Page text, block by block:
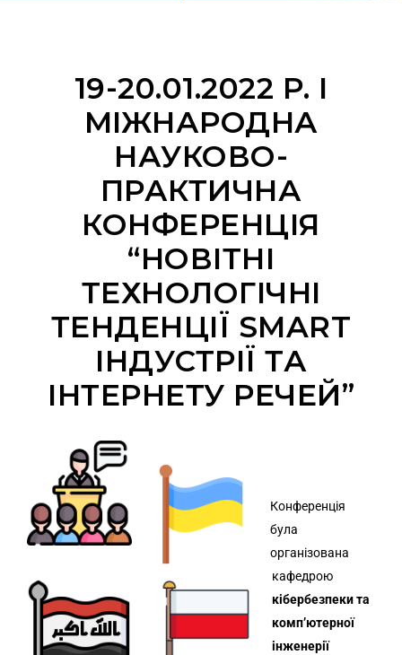
19-20.01.2022 Р. I
МІЖНАРОДНА
НАУКОВО-
ПРАКТИЧНА
КОНФЕРЕНЦІЯ
“НОВІТНІ
ТЕХНОЛОГІЧНІ
ТЕНДЕНЦІЇ SMART
ІНДУСТРІЇ ТА
ІНТЕРНЕТУ РЕЧЕЙ”
Конференція
була
організована
кафедрою
кібербезпеки та
комп’ютерної
інженерії